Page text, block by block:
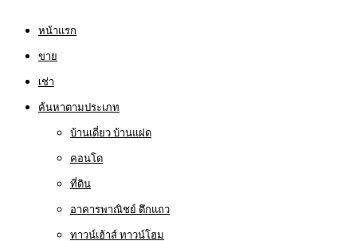
หน้าแรก
ขาย
เช่า
ค้นหาตามประเภท
บ้านเดี่ยว บ้านแฝด
คอนโด
ที่ดิน
อาคารพาณิชย์ ตึกแถว
ทาวน์เฮ้าส์ ทาวน์โฮม